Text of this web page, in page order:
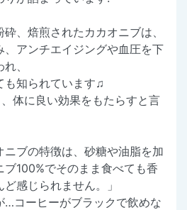
、焙煎されたカカオニブは、
、アンチエイジングや血圧を下
、
も知られています♫
体に良い効果をもたらすと言
ニブの特徴は、砂糖や油脂を加
ブ100%でそのまま食べても香
感じられません。」
…コーヒーがブラックで飲めな